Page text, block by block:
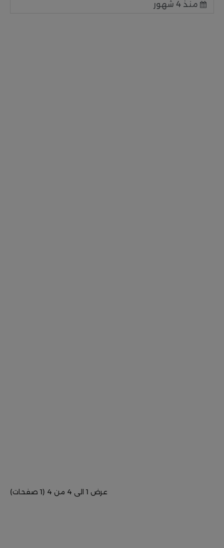
منذ 4 شهور
عرض 1 الى 4 من 4 (1 صفحات)